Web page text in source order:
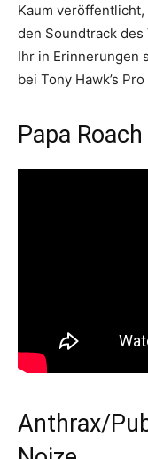
Kaum
den Soundtrack
Ihr in Erinnerungen
bei Tony Hawk’s
Papa
Anthrax/